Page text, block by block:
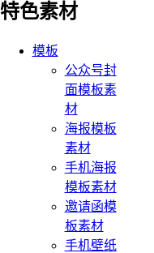
特色素材
模板
公众号封
面模板素
材
海报模板
素材
手机海报
模板素材
邀请函模
板素材
手机壁纸